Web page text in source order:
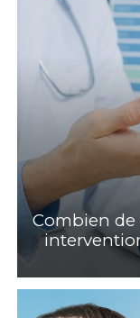
Combien de